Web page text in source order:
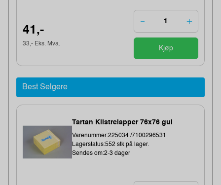
41,-
33,- Eks. Mva.
Kjøp
Best Selgere
Tartan Klistrelapper 76x76 gul
Varenummer:225034 /7100296531
Lagerstatus:552 stk på lager.
Sendes om:2-3 dager